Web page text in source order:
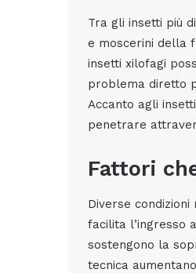
Tra gli insetti più
e moscerini della
insetti xilofagi
problema diretto
Accanto agli
penetrare
Fattori
Diverse
facilita l’ingresso
sostengono la
tecnica